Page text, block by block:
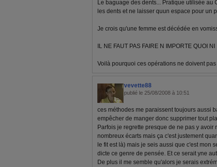
Le baguage des dents... Pratique utilisée au
les dents et ne laisser quun espace pour un
Je crois qu'une femme est décédée en
IL NE FAUT PAS FAIRE N IMPORTE QUOI
Voilà pourquoi ces opérations ne doivent pas
vevette88
publié le 25/08/2008 à 10:51
ces méthodes me paraissent toujours aussi
empêcher de manger donc supprimer tout
Parfois je regrette presque de ne pas y avoir
nombreux écarts mais ça c'est justement
le fit est là) mais je seis aussi que c'est mon
dicte ce genre de pensée. Et ce serait yne
De plus il me semble qu'alors je serais